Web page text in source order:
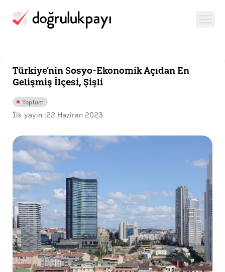
Türkiye’nin Sosyo-Ekonomik Açıdan En
Gelişmiş İlçesi, Şişli
Toplum
İlk yayın :22 Haziran 2023